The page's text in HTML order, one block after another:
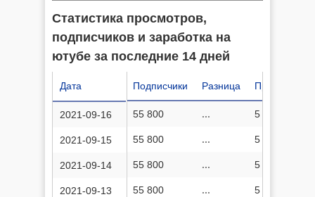
Статистика просмотров,
подписчиков и заработка на
ютубе за последние 14 дней
Подписчики Разница Просмотров
55 800 ... 5 261
55 800 ... 5 261
55 800 ... 5 261
55 800 ... 5 260
Дата
2021-09-16
2021-09-15
2021-09-14
2021-09-13